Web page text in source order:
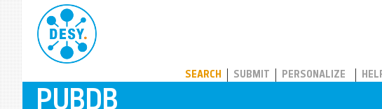
SEARCH SUBMIT PERSONALIZE